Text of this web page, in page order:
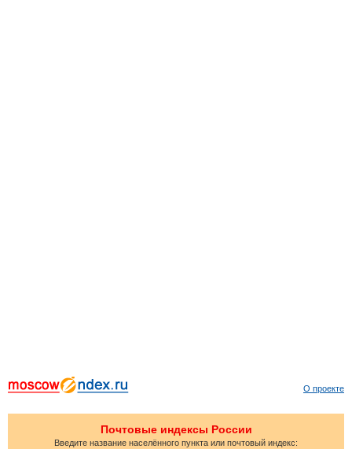
О проекте
Почтовые индексы России
Введите название населённого пункта или почтовый индекс: